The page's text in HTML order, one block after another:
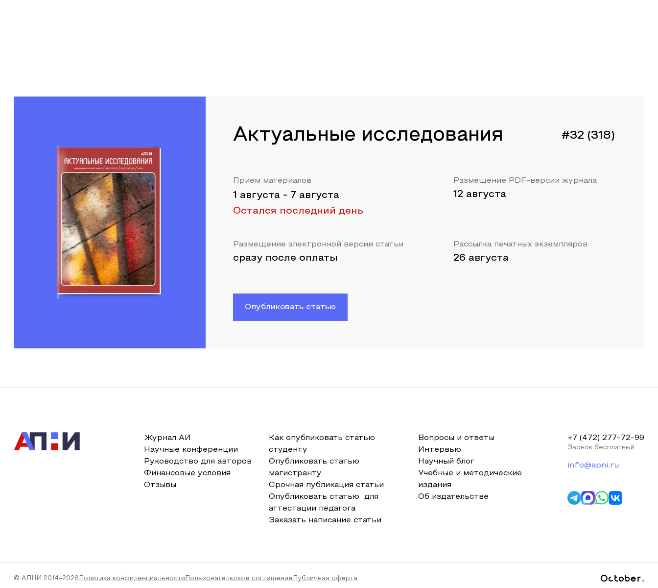
Актуальные исследования #32 (318)
Прием материалов
1 августа - 7 августа
Остался последний день
Размещение PDF-версии журнала
12 августа
Размещение электронной версии статьи
сразу после оплаты
Рассылка печатных экземпляров
26 августа
Опубликовать статью
Журнал АИ
Научные конференции
Руководство для авторов
Финансовые условия
Отзывы
Как опубликовать статью
студенту
Опубликовать статью
магистранту
Срочная публикация статьи
Опубликовать статью для
аттестации педагога
Заказать написание статьи
Вопросы и ответы
Интервью
Научный блог
Учебные и методические
издания
Об издательстве
+7 (472) 277-72-99
Звонок бесплатный
info@apni.ru
© АПНИ 2014-2026 Политика конфиденциальности Пользовательское соглашение Публичная оферта